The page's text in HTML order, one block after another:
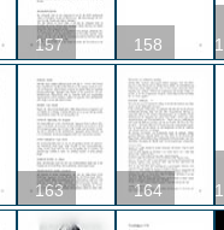
157 158
163 164